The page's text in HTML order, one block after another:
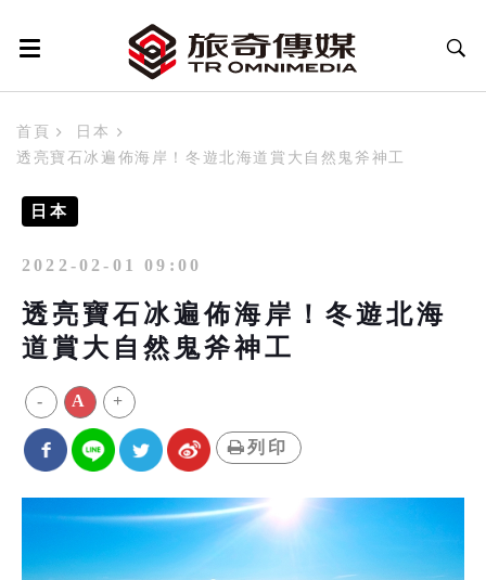
首頁
日本
透亮寶石冰遍佈海岸！冬遊北海道賞大自然鬼斧神工
日本
2022-02-01 09:00
透亮寶石冰遍佈海岸！冬遊北海
道賞大自然鬼斧神工
- A +
列印